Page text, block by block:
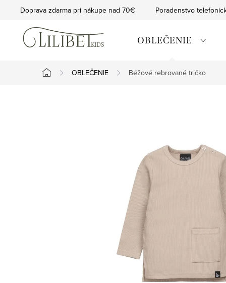
Doprava zdarma pri nákupe nad 70€ Poradenstvo
OBLEČENIE
Domov
OBLEČENIE Béžové rebrované tričko